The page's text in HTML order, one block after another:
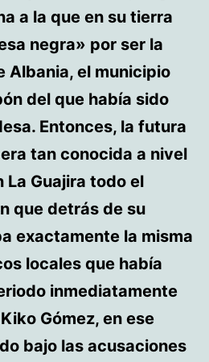
a la que en su tierra
negra» por ser la
Albania, el municipio
del que había sido
Entonces, la futura
tan conocida a nivel
La Guajira todo el
que detrás de su
exactamente la misma
locales que había
inmediatamente
Gómez, en ese
bajo las acusaciones